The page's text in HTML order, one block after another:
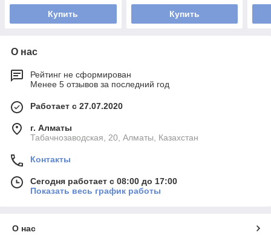
Купить Купить
О нас
Рейтинг не сформирован
Менее 5 отзывов за последний год
Работает с 27.07.2020
г. Алматы
Табачнозаводская, 20, Алматы, Казахстан
Контакты
Сегодня работает с 08:00 до 17:00
Показать весь график работы
О нас